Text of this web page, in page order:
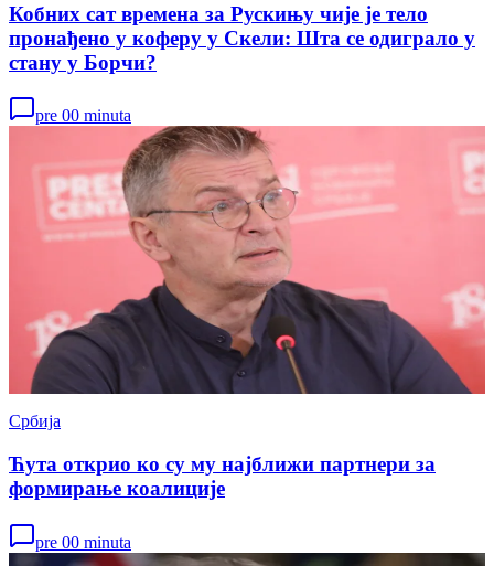
Кобних сат времена за Рускињу чије је тело
пронађено у коферу у Скели: Шта се одиграло у
стану у Борчи?
pre 00 minuta
Србија
Ћута открио ко су му најближи партнери за
формирање коалиције
pre 00 minuta